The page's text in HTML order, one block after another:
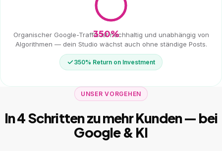
350%
Organischer Google-Traffic ist nachhaltig und unabhängig von
Algorithmen — dein Studio wächst auch ohne ständige Posts.
350% Return on Investment
UNSER VORGEHEN
In 4 Schritten zu mehr Kunden — bei
Google & KI